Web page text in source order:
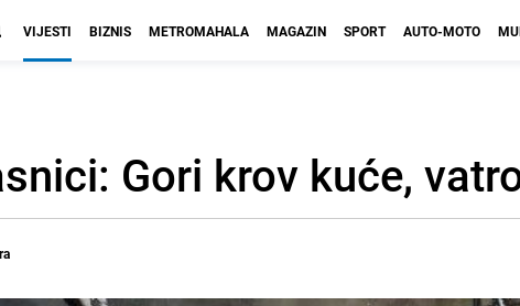
VIJESTI BIZNIS METROMAHALA MAGAZIN SPORT AUTO-MOTO
Gori krov kuće,